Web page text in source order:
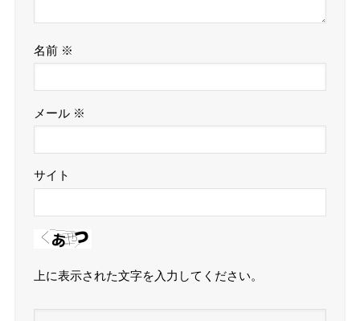
名前 ※
メール ※
サイト
上に表示された文字を入力してください。